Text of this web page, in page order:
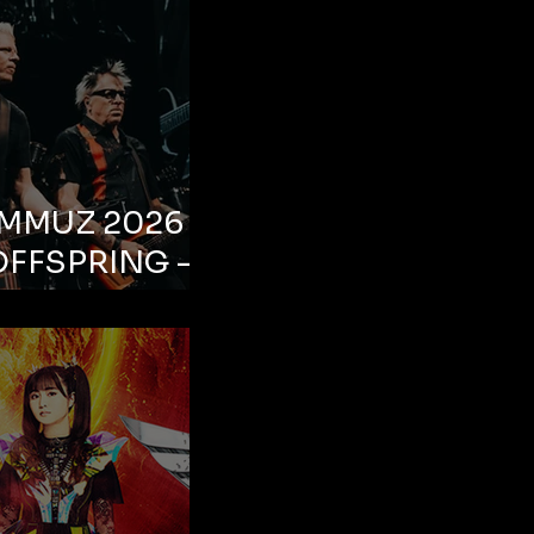
2026 –
–
Life Park